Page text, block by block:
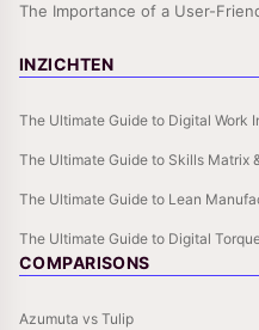
The Importance of a User-
INZICHTEN
The Ultimate Guide to Digital Work
The Ultimate Guide to Skills Matrix
The Ultimate Guide to Lean
The Ultimate Guide to Digital
COMPARISONS
Azumuta vs Tulip